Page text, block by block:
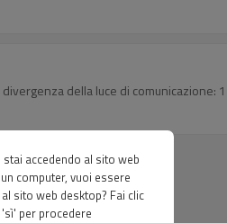
della luce di comunicazione:
stai accedendo al sito web
computer, vuoi essere
sito web desktop? Fai clic
per procedere